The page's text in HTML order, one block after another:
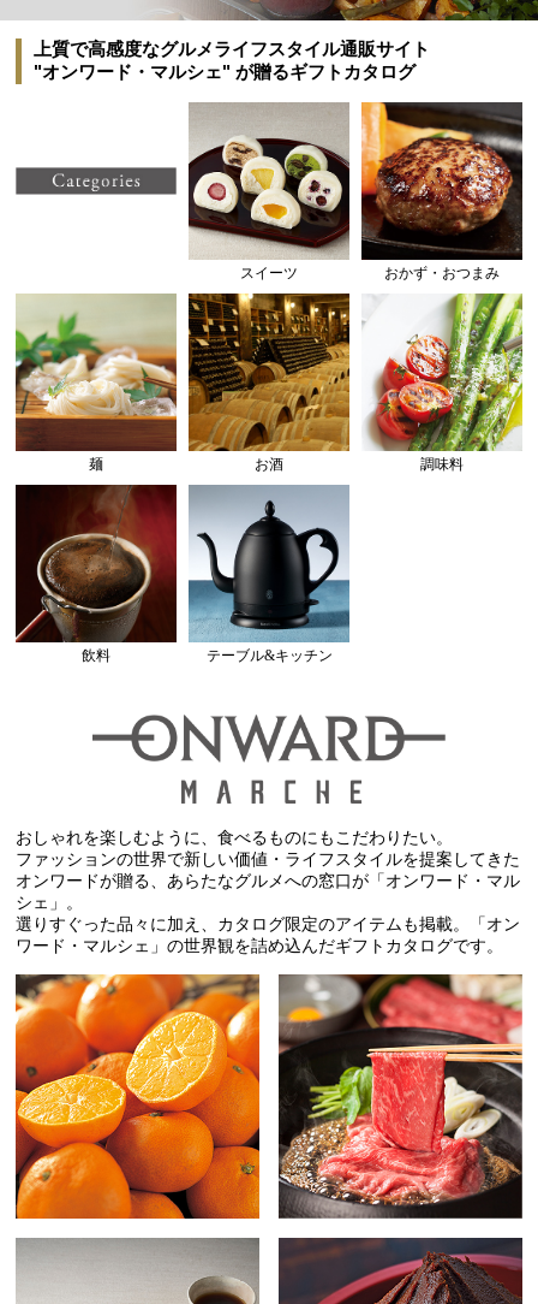
上質で高感度なグルメライフスタイル通販サイト
"オンワード・マルシェ" が贈るギフトカタログ
スイーツ おかず・おつまみ
麺 お酒 調味料
飲料 テーブル&キッチン
おしゃれを楽しむように、食べるものにもこだわりたい。
ファッションの世界で新しい価値・ライフスタイルを提案してきた
オンワードが贈る、あらたなグルメへの窓口が「オンワード・マル
シェ」。
選りすぐった品々に加え、カタログ限定のアイテムも掲載。「オン
ワード・マルシェ」の世界観を詰め込んだギフトカタログです。